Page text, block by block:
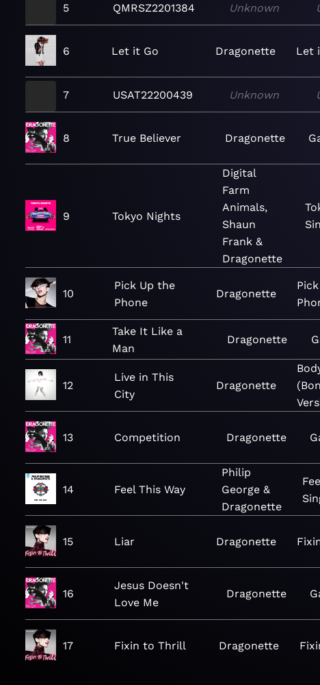
5 QMRSZ2201384 Unknown
6 Let it Go Dragonette Let
7 USAT22200439 Unknown
8 True Believer Dragonette
9 Tokyo Nights
Digital
Farm
Animals,
Shaun
Frank &
Dragonette
10
Pick Up the
Phone
Dragonette
11
Take It Like a
Man
Dragonette
12
Live in This
City
Dragonette
13 Competition Dragonette
14 Feel This Way
Philip
George &
Dragonette
15 Liar Dragonette
16
Jesus Doesn't
Love Me
Dragonette
17 Fixin to Thrill Dragonette